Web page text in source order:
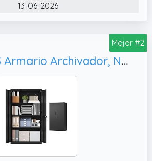
y confiable protege tus
de manera eficaz.
de acero con revestimiento
para uso en oficinas,
ofreciendo una solución
el almacenaje de
y documentos. Su construcción
superior aseguran una
Y ESTILOSO: De
90 x 40 cm, este armario de
13-06-2026
Mejor #2
SONGMICS Armario Archivador, Negro Mate OMC020BD01